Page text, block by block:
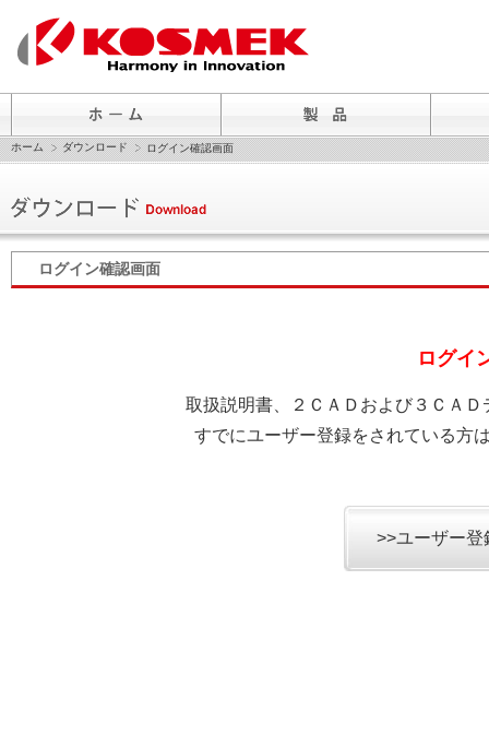
ホーム ダウンロード ログイン確認画面
ログイン確認画面
ログイ
取扱説明書、２ＣＡＤおよび３ＣＡ
すでにユーザー登録をされている方
>>ユーザー